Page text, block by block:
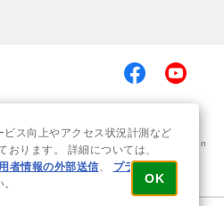
© 2019-2026 Sony Group Corporation
ス向上やアクセス状況計測など
ります。 詳細については、
者情報の外部送信、
プライバシ
OK